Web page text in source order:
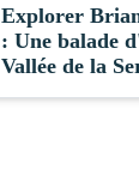
Explorer
: Une balade
Vallée de la